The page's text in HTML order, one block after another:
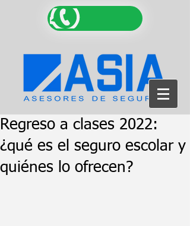
Regreso a clases 2022:
¿qué es el seguro escolar y
quiénes lo ofrecen?